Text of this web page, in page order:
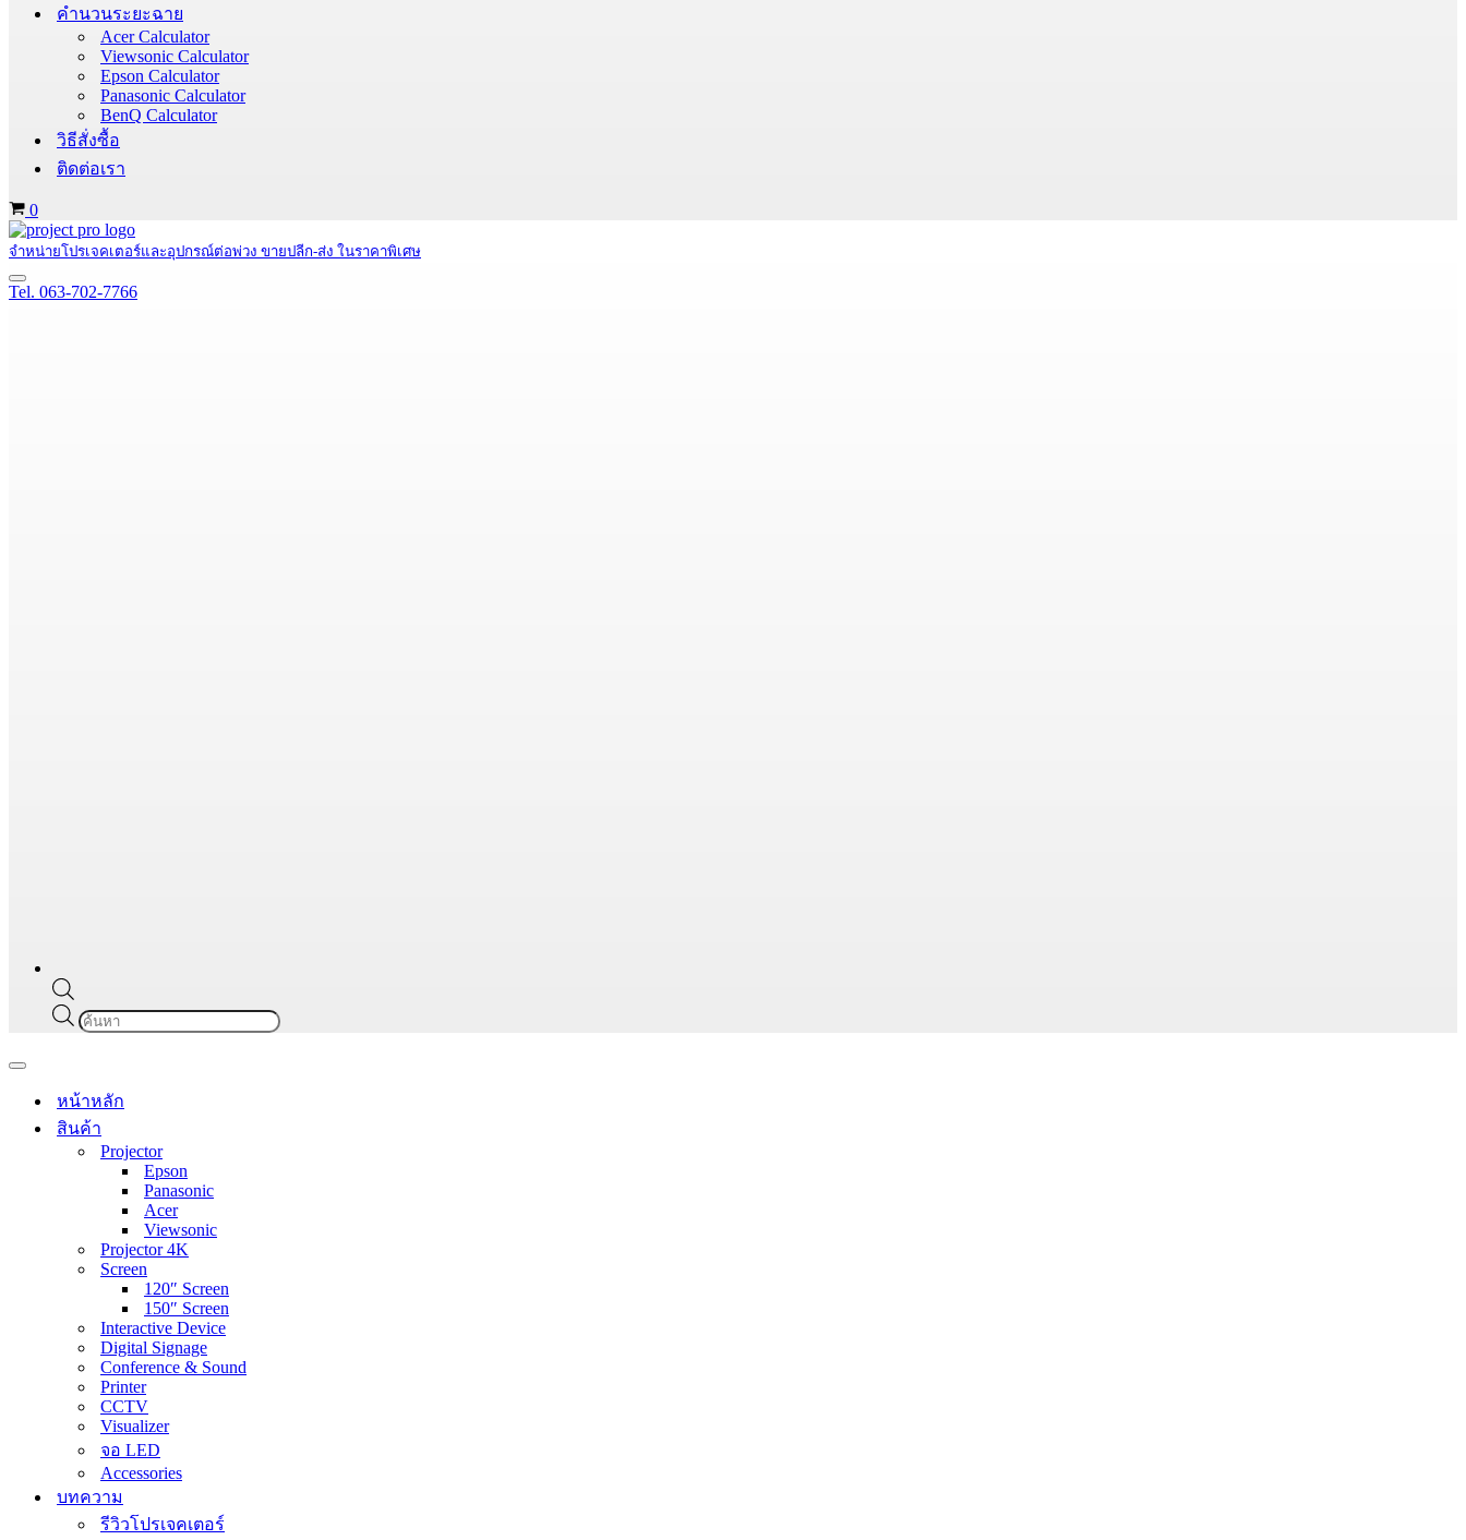
คำนวนระยะฉาย
Acer Calculator
Viewsonic Calculator
Epson Calculator
Panasonic Calculator
BenQ Calculator
วิธีสั่งซื้อ
ติดต่อเรา
Cart
0
จำหน่ายโปรเจคเตอร์และอุปกรณ์ต่อพ่วง ขายปลีก-ส่ง ในราคาพิเศษ
Navigation
Menu
Tel. 063-702-7766
Products
search
Navigation
หน้าหลัก
สินค้า
Projector
Epson
Panasonic
Acer
Viewsonic
Projector 4K
Screen
120″ Screen
150″ Screen
Interactive Device
Digital Signage
Conference & Sound
Printer
CCTV
Visualizer
จอ LED
Accessories
บทความ
รีวิวโปรเจคเตอร์